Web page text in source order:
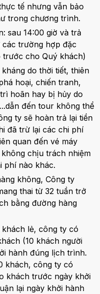
tế nhưng vẫn bảo
trong chương trình.
sau 14:00 giờ và trả
trường hợp đặc
trước cho Quý khách)
do thời tiết, thiên
hoại, chiến tranh,
hoãn hay bị hủy do
đến tour không thể
ty sẽ hoàn trả lại tiền
đã trừ lại các chi phí
quan đến vé máy
chịu trách nhiệm
phí nào khác.
không, Công ty
thai từ 32 tuần trở
bằng đường hàng
lẻ, công ty có
(10 khách người
hành đúng lịch trình.
khách, công ty có
khách trước ngày khởi
lại ngày khởi hành